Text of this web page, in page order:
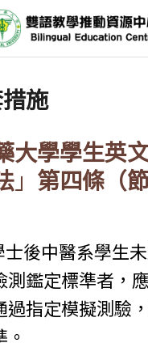
首頁
(關於中心)
(教師專區)
(學生專區)
表
external)
Jump to Navigation
Jump to Main content
施
大學學生英
」 第四條（
後中醫系學生
測鑑定標準者，
過指定模擬測驗